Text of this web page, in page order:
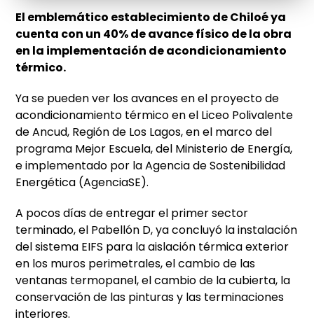
El emblemático establecimiento de Chiloé ya
cuenta con un 40% de avance físico de la obra
en la implementación de acondicionamiento
térmico.
Ya se pueden ver los avances en el proyecto de
acondicionamiento térmico en el Liceo Polivalente
de Ancud, Región de Los Lagos, en el marco del
programa Mejor Escuela, del Ministerio de Energía,
e implementado por la Agencia de Sostenibilidad
Energética (AgenciaSE).
A pocos días de entregar el primer sector
terminado, el Pabellón D, ya concluyó la instalación
del sistema EIFS para la aislación térmica exterior
en los muros perimetrales, el cambio de las
ventanas termopanel, el cambio de la cubierta, la
conservación de las pinturas y las terminaciones
interiores.